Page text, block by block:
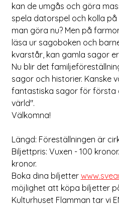
kan de umgås och göra
spela datorspel och kolla
man göra nu? Men på
läsa ur sagoboken och
kvarstår, kan gamla sagor
Nu blir det
sagor och historier. Kanske
fantastiska sagor för första
värld".
Välkomna!
Längd: Föreställningen är
Biljettpris: Vuxen - 100
kronor.
Boka dina biljetter
möjlighet att köpa biljetter
Kulturhuset Flamman tar vi